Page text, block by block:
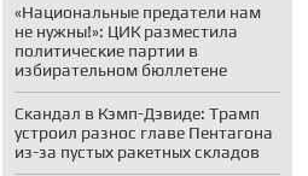
«Национальные предатели нам
не нужны!»: ЦИК разместила
политические партии в
избирательном бюллетене
Скандал в Кэмп-Дэвиде: Трамп
устроил разнос главе Пентагона
из-за пустых ракетных складов